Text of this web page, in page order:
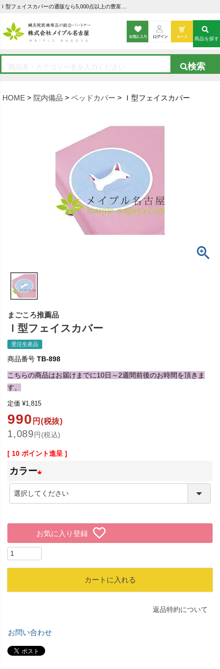
HOME 院内備品 ベッドカバー Ｉ型フェイスカバー
商品を探す
まごころ推薦品
Ｉ型フェイスカバー
受注生産品
商品番号 TB-898
こちらの商品はお届けまでに10日～2週間前後のお時間を頂きま
す。
定価 ¥1,815
990 円(税抜)
1,089円(税込)
[ 10 ポイント進呈 ]
カラー
(
須
)
お気に入り登録
カートに入れる
返品特約について
お問い合わせ